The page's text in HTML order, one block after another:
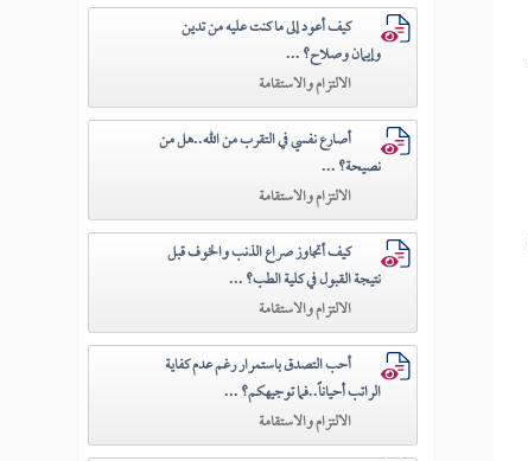
كيف أعود إلى ما كنت عليه من تدين
وإيمان وصلاح؟ ...
الالتزام والاستقامة
أصارع نفسي في التقرب من الله..هل من
نصيحة؟ ...
الالتزام والاستقامة
كيف أتجاوز صراع الذنب والخوف قبل
نتيجة القبول في كلية الطب؟ ...
الالتزام والاستقامة
أحب التصدق باستمرار رغم عدم كفاية
الراتب أحياناً..فما توجيهكم؟ ...
الالتزام والاستقامة